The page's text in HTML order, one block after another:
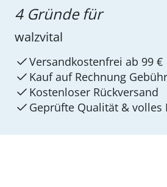
4 Gründe für
walzvital
Versandkostenfrei ab 99 €
Kauf auf Rechnung
Kostenloser Rückversand
Geprüfte Qualität & volles